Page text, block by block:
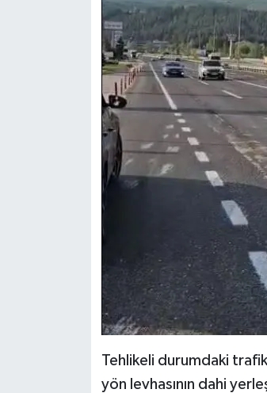
Tehlikeli durumdaki
yön levhasının dahi